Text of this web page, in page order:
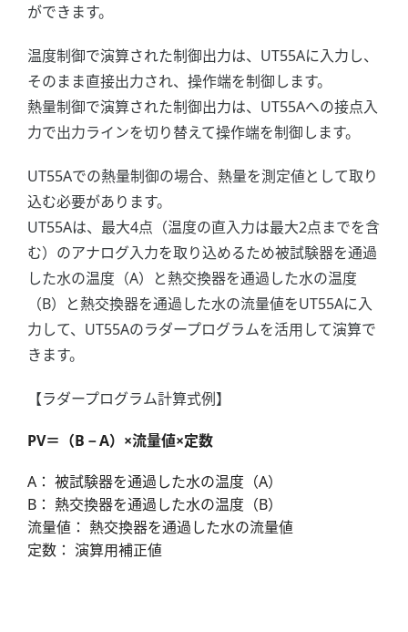
ができます。
温度制御で演算された制御出力は、UT55Aに入力し、
そのまま直接出力され、操作端を制御します。
熱量制御で演算された制御出力は、UT55Aへの接点入
力で出力ラインを切り替えて操作端を制御します。
UT55Aでの熱量制御の場合、熱量を測定値として取り
込む必要があります。
UT55Aは、最大4点（温度の直入力は最大2点までを含
む）のアナログ入力を取り込めるため被試験器を通過
した水の温度（A）と熱交換器を通過した水の温度
（B）と熱交換器を通過した水の流量値をUT55Aに入
力して、UT55Aのラダープログラムを活用して演算で
きます。
【ラダープログラム計算式例】
PV＝（B－A）×流量値×定数
A： 被試験器を通過した水の温度（A）
B： 熱交換器を通過した水の温度（B）
流量値： 熱交換器を通過した水の流量値
定数： 演算用補正値